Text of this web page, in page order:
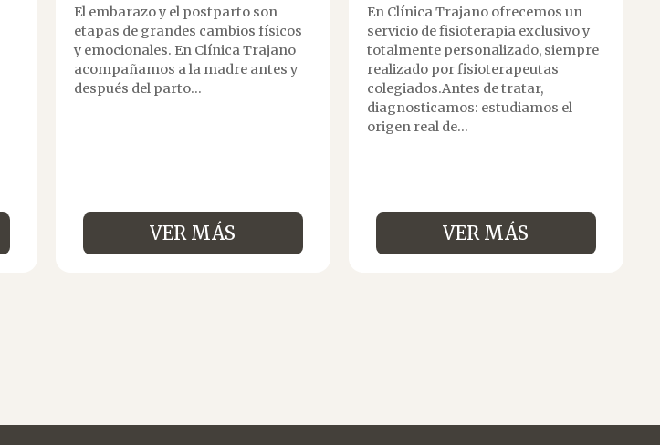
El embarazo y el postparto son
etapas de grandes cambios físicos
y emocionales. En Clínica Trajano
acompañamos a la madre antes y
después del parto...
VER MÁS
En Clínica Trajano ofrecemos un
servicio de fisioterapia exclusivo y
totalmente personalizado, siempre
realizado por fisioterapeutas
colegiados.Antes de tratar,
diagnosticamos: estudiamos el
origen real de...
VER MÁS